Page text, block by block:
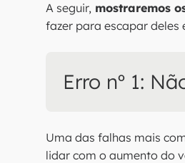
A seguir, mostraremos
fazer para escapar deles
Erro nº 1:
Uma das falhas mais
lidar com o aumento do